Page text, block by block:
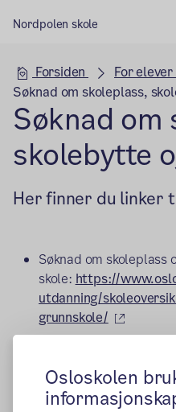
Osloskolen
Nordpolen skole
Forsiden
For
Søknad om skoleplass,
Søknad om
skolebytte
Her finner du linker
Søknad om skoleplass
skole: https://
utdanning/
grunnskole/
(ekstern